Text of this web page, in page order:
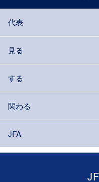
代表
見る
する
関わる
JFA